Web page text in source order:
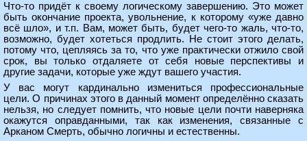
Что-то придёт к своему логическому завершению. Это может
быть окончание проекта, увольнение, к которому «уже давно
всё шло», и т.п. Вам, может быть, будет чего-то жаль, что-то,
возможно, будет хотеться продлить. Не стоит этого делать,
потому что, цепляясь за то, что уже практически отжило свой
срок, вы только отдаляете от себя новые перспективы и
другие задачи, которые уже ждут вашего участия.
У вас могут кардинально измениться профессиональные
цели. О причинах этого в данный момент определённо сказать
нельзя, но следует помнить, что новые цели почти наверняка
окажутся оправданными, так как изменения, связанные с
Арканом Смерть, обычно логичны и естественны.